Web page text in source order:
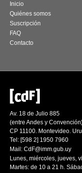
Inicio
Quiénes somos
Suscripción
FAQ
Contacto
Av. 18 de Julio 885
(entre Andes y
CP 11100. Montevideo.
Tel: [598 2] 1950 7960
Mail: CdF@imm.gub.uy
Lunes, miércoles, jueves,
Martes: de 10 a 21 h.